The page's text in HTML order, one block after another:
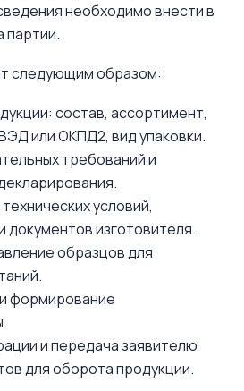
необходимо внести в
партии.
следующим образом:
состав, ассортимент,
или ОКПД2, вид упаковки.
требований и
условий,
документов изготовителя.
образцов для
формирование
и передача заявителю
для оборота продукции.